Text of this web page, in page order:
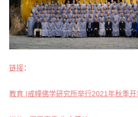
链接：
教育 |戒幢佛学研究所举行2021年秋季